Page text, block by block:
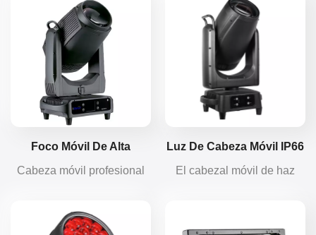
y perfil. Alto CRI, ideal para
eventos al aire libre, ofrece
confiabilidad en todo clima
e iluminación creativa
versátil.
con mezcla CMY, ajuste
CTO, disco gobo doble y
prismas dobles para efectos
de colores y patrones
vívidos.
Foco Móvil De Alta
Potencia De 420 W Con
Certificación IP66 A
Cabeza móvil profesional
CMY, CTO, ruedas de doble
Luz De Cabeza Móvil IP66
De 420 W
El cabezal móvil de haz